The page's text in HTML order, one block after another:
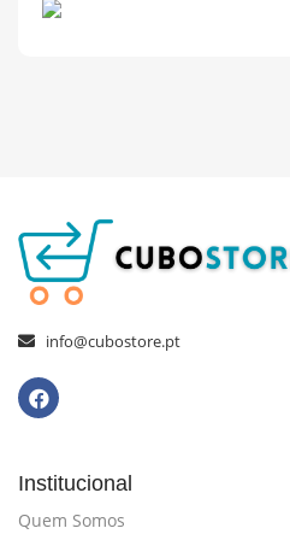
info@cubostore.pt
Institucional
Quem Somos